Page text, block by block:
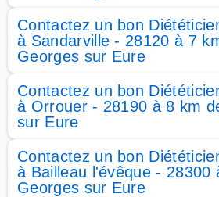
Contactez un bon
à Sandarville - 28120 à 7
Georges sur Eure
Contactez un bon
à Orrouer - 28190 à 8 km
sur Eure
Contactez un bon
à Bailleau l'évêque - 28300
Georges sur Eure